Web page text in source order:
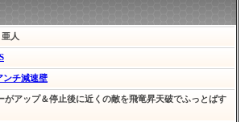
人
ンチ減速壁
がアップ＆停止後に近くの敵を飛竜昇天破でふっとばす